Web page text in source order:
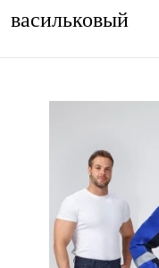
васильковый